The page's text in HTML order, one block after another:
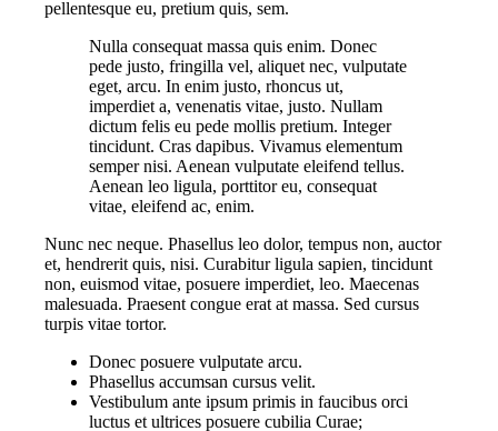
pellentesque eu, pretium quis, sem.
Nulla consequat massa quis enim. Donec
pede justo, fringilla vel, aliquet nec, vulputate
eget, arcu. In enim justo, rhoncus ut,
imperdiet a, venenatis vitae, justo. Nullam
dictum felis eu pede mollis pretium. Integer
tincidunt. Cras dapibus. Vivamus elementum
semper nisi. Aenean vulputate eleifend tellus.
Aenean leo ligula, porttitor eu, consequat
vitae, eleifend ac, enim.
Nunc nec neque. Phasellus leo dolor, tempus non, auctor
et, hendrerit quis, nisi. Curabitur ligula sapien, tincidunt
non, euismod vitae, posuere imperdiet, leo. Maecenas
malesuada. Praesent congue erat at massa. Sed cursus
turpis vitae tortor.
Donec posuere vulputate arcu.
Phasellus accumsan cursus velit.
Vestibulum ante ipsum primis in faucibus orci
luctus et ultrices posuere cubilia Curae;